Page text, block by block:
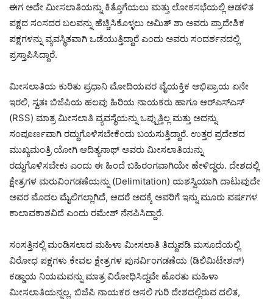
ಈಗ ಅದೇ ಮೀಸಲಾತಿಯನ್ನು ಕಿತ್ತೊಗೆಯಲು ಮತ್ತು ಲೋಕಸಭೆಯಲ್ಲಿ ಆಡಳಿತ
ಪಕ್ಷದ ಸಂಸದರ ಬಲವನ್ನು ಹೆಚ್ಚಿಸಿಕೊಳ್ಳಲು ಅಮಿತ್ ಶಾ ಅವರು ಪ್ರಾದೇಶಿಕ
ಪಕ್ಷಗಳನ್ನು ವ್ಯವಸ್ಥಿತವಾಗಿ ಒಡೆಯುತ್ತಿದ್ದಾರೆ ಎಂದು ಅವರು ಸಂದರ್ಶನದಲ್ಲಿ
ಪ್ರಸ್ತಾಪಿಸಿದ್ದಾರೆ.
ಮೀಸಲಾತಿಯ ಕುರಿತು ಪ್ರಧಾನಿ ಮೋದಿಯವರ ವೈಯಕ್ತಿಕ ಅಭಿಪ್ರಾಯ ಏನೇ
ಇರಲಿ, ಸ್ವತಃ ಬಿಜೆಪಿಯ ಹಲವು ಹಿರಿಯ ನಾಯಕರು ಹಾಗೂ ಆರ್‌ಎಸ್‌ಎಸ್
(RSS) ಮಾತ್ರ ಮೀಸಲಾತಿ ವ್ಯವಸ್ಥೆಯನ್ನು ಒಪ್ಪುತ್ತಿಲ್ಲ ಮತ್ತು ಅದನ್ನು
ಸಂಪೂರ್ಣವಾಗಿ ರದ್ದುಗೊಳಿಸಬೇಕೆಂದು ಬಯಸುತ್ತಿದ್ದಾರೆ. ಉತ್ತರ ಪ್ರದೇಶದ
ಮುಖ್ಯಮಂತ್ರಿ ಯೋಗಿ ಆದಿತ್ಯನಾಥ್ ಅವರು ಮೀಸಲಾತಿಯನ್ನು
ರದ್ದುಗೊಳಿಸಬೇಕು ಎಂದು ಈ ಹಿಂದೆ ಬಹಿರಂಗವಾಗಿಯೇ ಹೇಳಿದ್ದರು. ದೇಶದಲ್ಲಿ
ಕ್ಷೇತ್ರಗಳ ಮರುವಿಂಗಡಣೆಯನ್ನು (Delimitation) ಯಶಸ್ವಿಯಾಗಿ ದಾಟುವುದೇ
ಅವರ ಮೊದಲ ಮೈಲಿಗಲ್ಲಾಗಿದೆ, ಆದರೆ ಅದಕ್ಕೆ ಅವರಿಗೆ ಇನ್ನು ಮೂರು ವರ್ಷಗಳ
ಕಾಲಾವಕಾಶವಿದೆ ಎಂದು ರಮೇಶ್ ನೆನಪಿಸಿದ್ದಾರೆ.
ಸಂಸತ್ತಿನಲ್ಲಿ ಮಂಡಿಸಲಾದ ಮಹಿಳಾ ಮೀಸಲಾತಿ ತಿದ್ದುಪಡಿ ಮಸೂದೆಯಲ್ಲಿ
ವಿರೋಧ ಪಕ್ಷಗಳು ಕೇವಲ ಕ್ಷೇತ್ರಗಳ ಪುನರ್ವಿಂಗಡಣೆಯ (ಡಿಲಿಮಿಟೇಶನ್)
ಕಡ್ಡಾಯ ನಿಯಮವನ್ನು ಮಾತ್ರ ವಿರೋಧಿಸಿದ್ದವೇ ಹೊರತು ಮಹಿಳಾ
ಮೀಸಲಾತಿಯನ್ನಲ್ಲ. ಬಿಜೆಪಿ ನಾಯಕರ ಅಸಲಿ ಗುರಿ ದೇಶದಲ್ಲಿರುವ ದಲಿತ,